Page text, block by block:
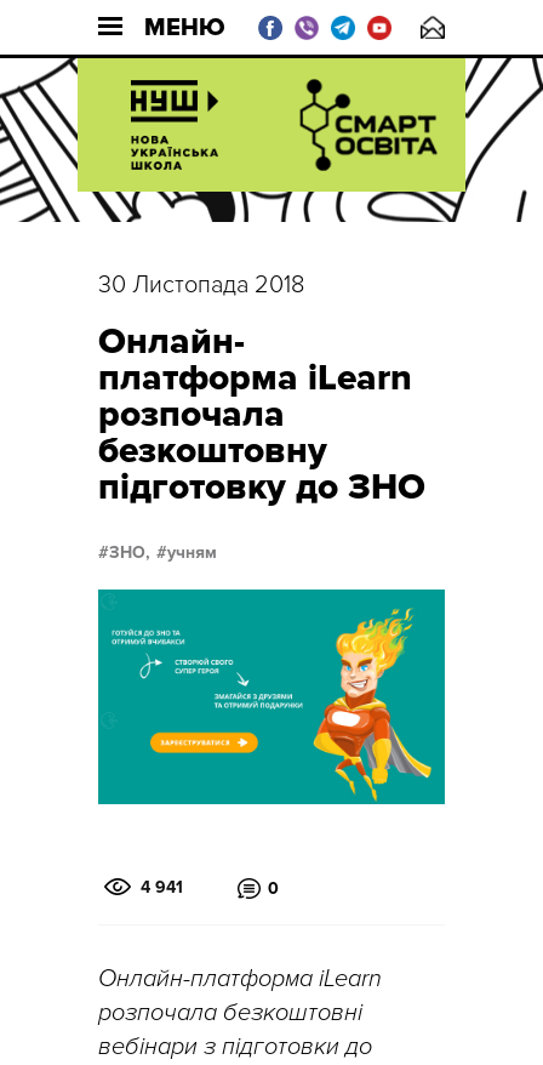
МЕНЮ
30 Листопада 2018
Онлайн-
платформа iLearn
розпочала
безкоштовну
підготовку до ЗНО
ЗНО, учням
4 941 0
Онлайн-платформа iLearn
розпочала безкоштовні
вебінари з підготовки до